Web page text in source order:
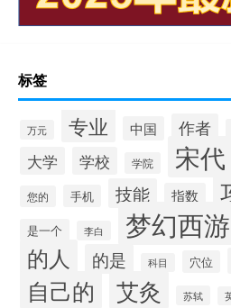
标签
万元 专业 中国 作者
大学 学校 学院 宋代
您的 手机 技能 指数
是一个 李白 梦幻西游
的人 的是 科目 穴位
自己的 艾灸 苏轼